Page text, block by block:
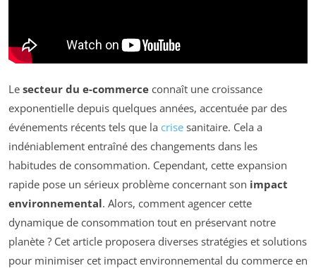
Le secteur du e-commerce connaît une croissance
exponentielle depuis quelques années, accentuée par des
événements récents tels que la crise sanitaire. Cela a
indéniablement entraîné des changements dans les
habitudes de consommation. Cependant, cette expansion
rapide pose un sérieux problème concernant son impact
environnemental. Alors, comment agencer cette
dynamique de consommation tout en préservant notre
planète ? Cet article proposera diverses stratégies et solutions
pour minimiser cet impact environnemental du commerce en